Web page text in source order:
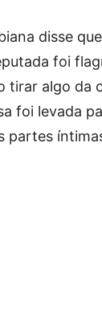
disse
foi
tirar algo da
foi levada
partes